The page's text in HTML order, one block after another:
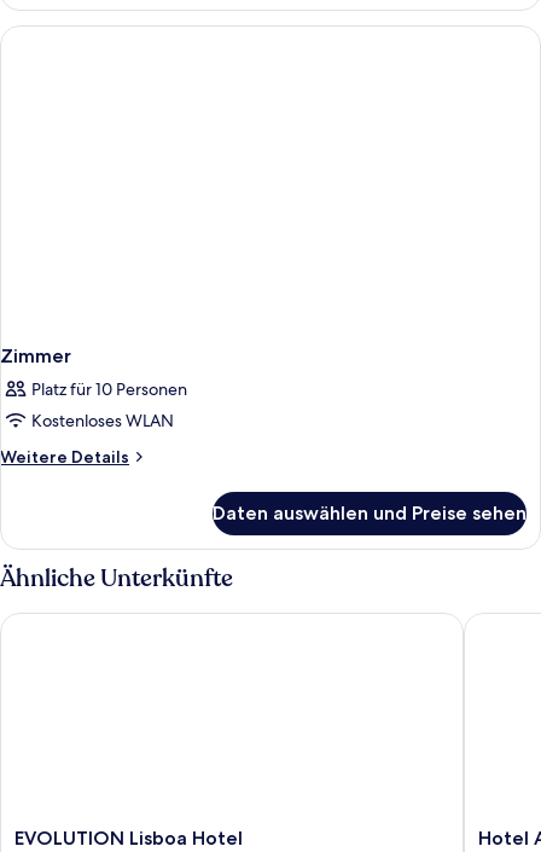
Zimmer
Platz für 10 Personen
Kostenloses WLAN
Weitere Details
Weitere
Daten auswählen und Preise sehen
Ähnliche Unterkünfte
EVOLUTION
EVOLUTION Lisboa Hotel
EVOLUTION Lisboa Hotel
Hotel
Hotel
Hotel